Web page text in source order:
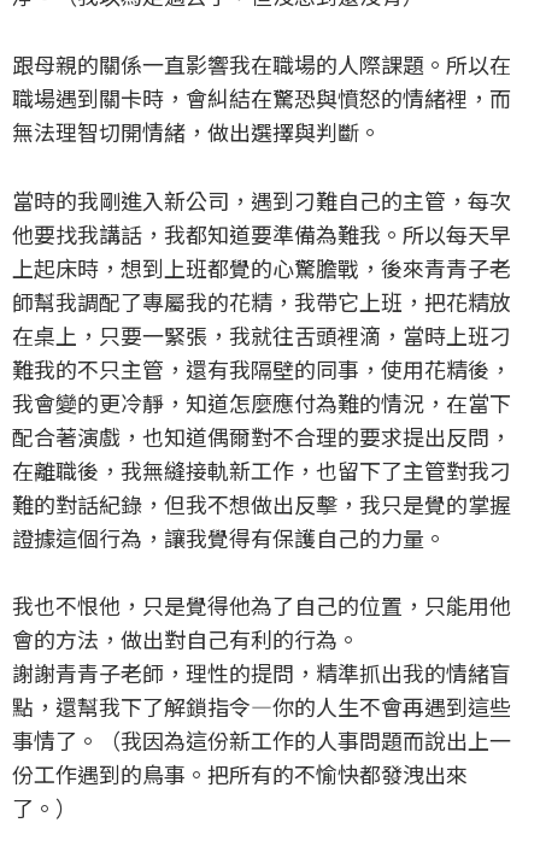
跟母親的關係一直影響我在職場的人際課題。所以在
職場遇到關卡時，會糾結在驚恐與憤怒的情緒裡，而
無法理智切開情緒，做出選擇與判斷。
當時的我剛進入新公司，遇到刁難自己的主管，每次
他要找我講話，我都知道要準備為難我。所以每天早
上起床時，想到上班都覺的心驚膽戰，後來青青子老
師幫我調配了專屬我的花精，我帶它上班，把花精放
在桌上，只要一緊張，我就往舌頭裡滴，當時上班刁
難我的不只主管，還有我隔壁的同事，使用花精後，
我會變的更冷靜，知道怎麼應付為難的情況，在當下
配合著演戲，也知道偶爾對不合理的要求提出反問，
在離職後，我無縫接軌新工作，也留下了主管對我刁
難的對話紀錄，但我不想做出反擊，我只是覺的掌握
證據這個行為，讓我覺得有保護自己的力量。
我也不恨他，只是覺得他為了自己的位置，只能用他
會的方法，做出對自己有利的行為。
謝謝青青子老師，理性的提問，精準抓出我的情緒盲
點，還幫我下了解鎖指令—你的人生不會再遇到這些
事情了。（我因為這份新工作的人事問題而說出上一
份工作遇到的鳥事。把所有的不愉快都發洩出來
了。）